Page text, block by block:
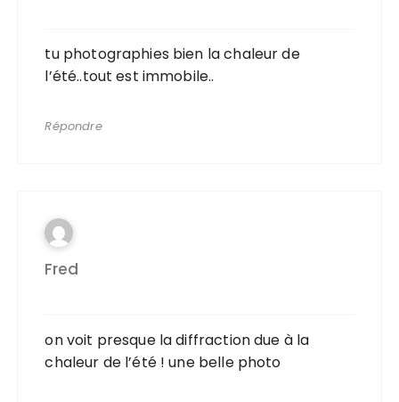
tu photographies bien la chaleur de
l’été..tout est immobile..
Répondre
Fred
on voit presque la diffraction due à la
chaleur de l’été ! une belle photo